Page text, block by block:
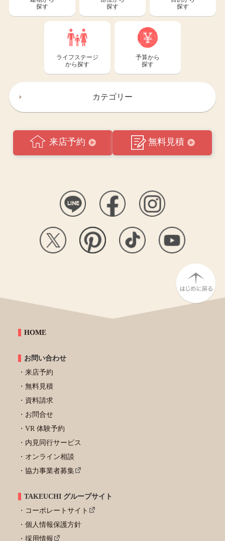
探す
探す
探す
ライフステージ
から探す
予算から
探す
カテゴリー
来店予約 無料見積
HOME
お問い合わせ
来店予約
無料見積
資料請求
お問合せ
VR 体験予約
内見同行サービス
オンライン相談
協力事業者募集
TAKEUCHI グループサイト
コーポレートサイト
個人情報保護方針
採用情報